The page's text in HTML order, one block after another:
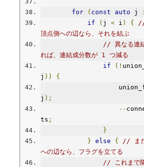
for ( const auto j :
if
( j < i ) {
//
頂点側への辺なら、それを結ぶ
// 異なる連
れば、連結成分数が 1 つ減る
if
(!
j ))
{
j );
--
ts ;
}
} else {
// まだ
への辺なら、フラグを立てる
// これまで